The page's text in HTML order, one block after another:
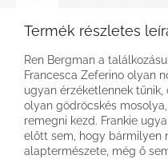
Termék részletes
Ren Bergman a
Francesca Zeferino olyan
ugyan érzéketlennek
olyan gödröcskés
remegni kezd. Frankie
előtt sem, hogy bármilyen
alaptermészete, még ő